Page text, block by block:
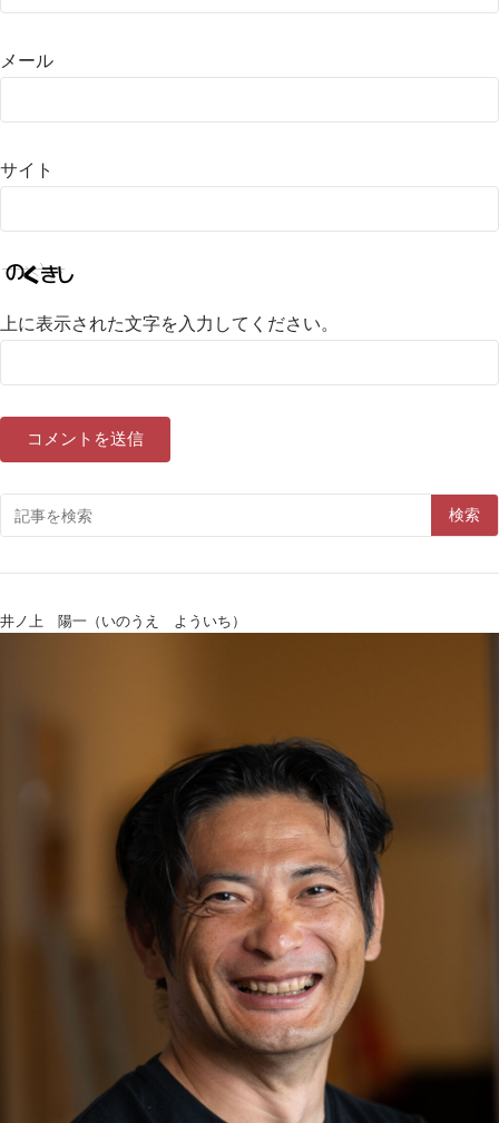
メール
サイト
上に表示された文字を入力してください。
検索
井ノ上 陽一（いのうえ よういち）